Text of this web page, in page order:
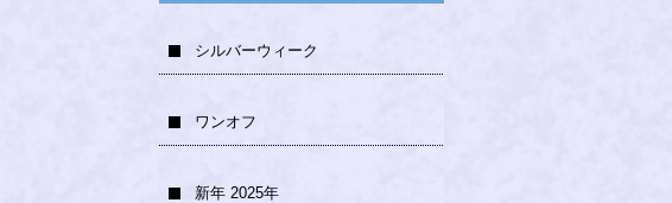
シルバーウィーク
ワンオフ
新年 2025年